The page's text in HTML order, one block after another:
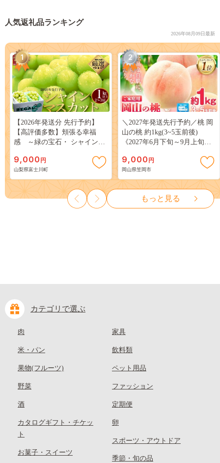
人気返礼品ランキング
2026年08月09日最新
1
【2026年発送分 先行予約】
【高評価多数】頬張る幸福
感 ～緑の宝石・ シャインマ
３房） フルーツ 山梨県産 果
物 くだもの シャイン マスカ
ット ぶどう ブドウ 葡萄 大粒
種なし 先行予約 富士川町
10000円 一万円 9000円 九千円
9,000 円
山梨県富士川町
2
＼2027年発送先行予約／桃 岡
山の桃 約1kg(3~5玉前後)
《2027年6月下旬～9月上旬頃
岡山 はくとう スイーツ フル
ーツ 果物 デザート 旬 モモ も
も 先行予約 送料無料 果物 岡
山県 笠岡市 清水白桃 白鳳 白
麗 クール便---
kasaoka_zsy_419_100---
9,000 円
岡山県笠岡市
もっと見る
カテゴリで選ぶ
肉
米・パン
果物(フルーツ)
野菜
酒
カタログギフト・チケッ
ト
お菓子・スイーツ
家具
飲料類
ペット用品
ファッション
定期便
卵
スポーツ・アウトドア
季節・旬の品